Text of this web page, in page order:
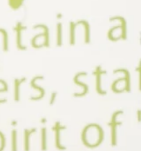
）外は猛暑ですので、涼
ーをご用意しておりま
ございます。ぜひお気軽